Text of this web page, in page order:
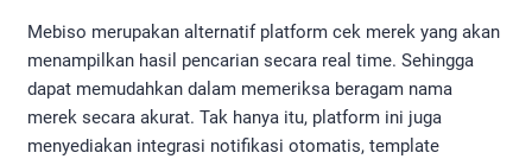
Mebiso merupakan alternatif platform cek merek yang akan
menampilkan hasil pencarian secara real time. Sehingga
dapat memudahkan dalam memeriksa beragam nama
merek secara akurat. Tak hanya itu, platform ini juga
menyediakan integrasi notifikasi otomatis, template